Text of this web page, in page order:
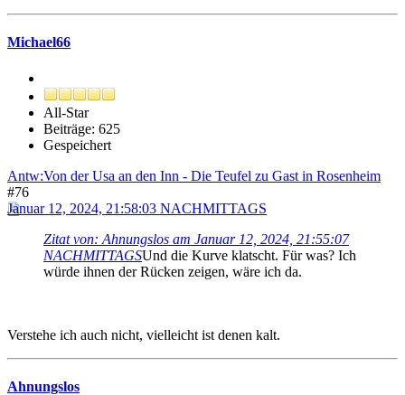
Michael66
All-Star
Beiträge: 625
Gespeichert
Antw:Von der Usa an den Inn - Die Teufel zu Gast in Rosenheim
#76
Januar 12, 2024, 21:58:03 NACHMITTAGS
Zitat von: Ahnungslos am Januar 12, 2024, 21:55:07
NACHMITTAGSUnd die Kurve klatscht. Für was? Ich
würde ihnen der Rücken zeigen, wäre ich da.
Verstehe ich auch nicht, vielleicht ist denen kalt.
Ahnungslos